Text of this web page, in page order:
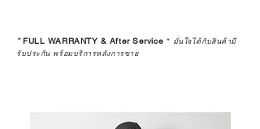
*FULL WARRANTY & After Service * มั่นใจได้กับสินค้ามี
รับประกัน พร้อมบริการหลังการขาย